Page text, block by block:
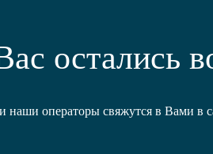
остались
наши операторы свяжутся в Вами в